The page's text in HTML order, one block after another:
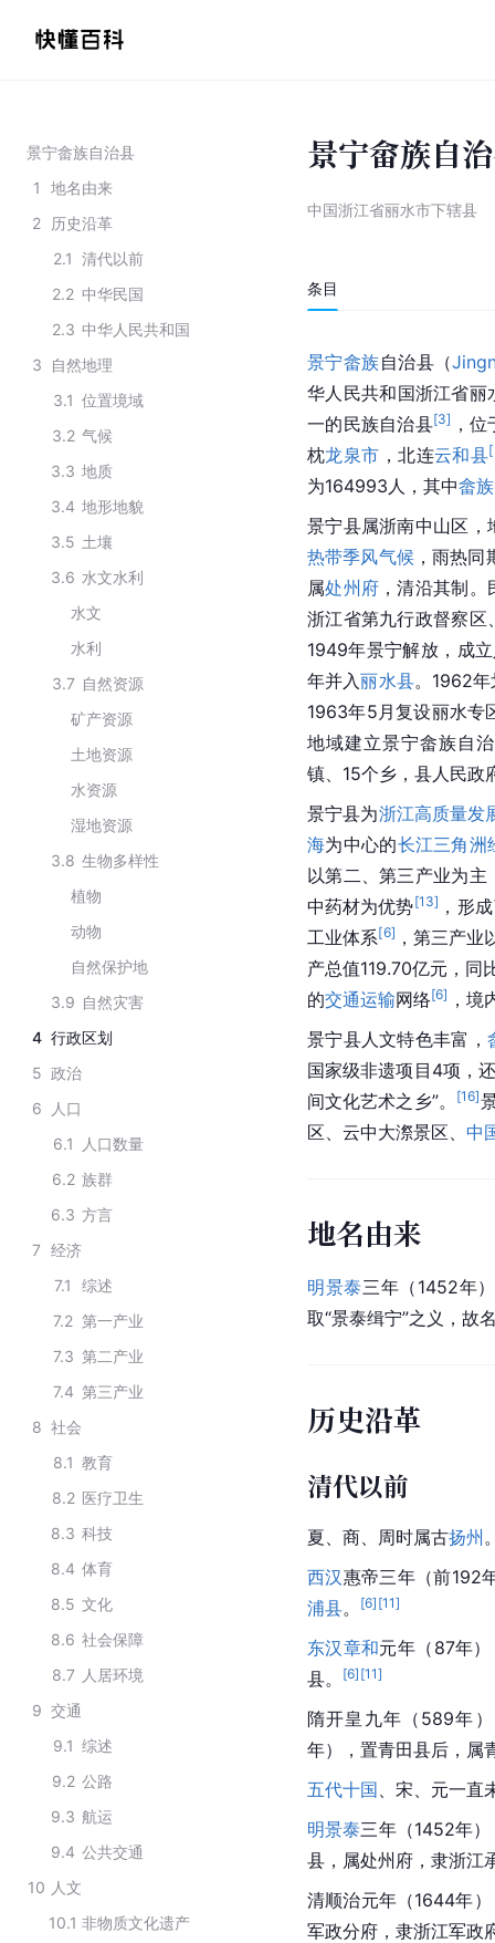
景宁畲族自治县
1
地名由来
2
历史沿革
2.1 清代以前
2.2 中华民国
2.3 中华人民共和国
3
自然地理
3.1 位置境域
3.2 气候
3.3 地质
3.4 地形地貌
3.5 土壤
3.6 水文水利
水文
水利
3.7 自然资源
矿产资源
土地资源
水资源
湿地资源
3.8 生物多样性
植物
动物
自然保护地
3.9 自然灾害
4 行政区划
5 政治
6
人口
6.1
人口数量
6.2 族群
6.3 方言
7 经济
7.1
综述
7.2 第一产业
7.3 第二产业
7.4 第三产业
8 社会
8.1 教育
8.2 医疗卫生
8.3 科技
8.4 体育
8.5 文化
8.6 社会保障
8.7 人居环境
9 交通
9.1 综述
9.2 公路
9.3 航运
9.4 公共交通
10 人文
10.1 非物质文化遗产
景宁畲族自
中国浙江省丽水市下辖县
条目
景宁畲族自治县（
华人民共和国浙江省丽
一的民族自治县[3] ，
枕龙泉市 ，北连云和县[
为164993人，其中畲族
景宁县属浙南中山区
热带季风气候 ，雨热
属处州府 ，清沿其制
浙江省第九行政督察区
1949年景宁解放，成
年并入丽水县。1962
1963年5月复设丽水专
地域建立景宁畲族自
镇、15个乡，县人民政
景宁县为浙江高质量发
海为中心的长江三角洲
以第二、第三产业为主
中药材为优势[13] ，形
工业体系[6] ，第三产
产总值119.70亿元，同
的交通运输网络[6] ，境
景宁县人文特色丰富，
国家级非遗项目4项，
间文化艺术之乡”。
[16]
区、云中大漈景区、 中
地名由来
明景泰三年（1452年
取“景泰缉宁”之义，故
历史沿革
清代以前
夏、商、周时属古扬州
西汉惠帝三年（前192
浦县。 [6] [11]
东汉章和元年（87年
县。
[6] [11]
隋开皇九年（589年
年），置青田县后，属
五代十国 、宋、元一直
明景泰三年（1452年
县，属处州府，隶浙江
清顺治元年（1644年
军政分府，隶浙江军政